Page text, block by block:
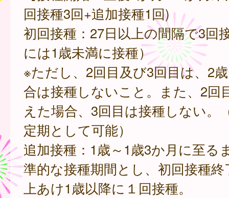
回接種3回+追加接種1回)
初回接種：27日以上の間隔で3回
には1歳未満に接種）
※ただし、2回目及び3回目は、2
合は接種しないこと。また、2回
えた場合、3回目は接種しない。
定期として可能）
追加接種：1歳～1歳3か月に至る
準的な接種期間とし、初回接種終
上あけ1歳以降に１回接種。